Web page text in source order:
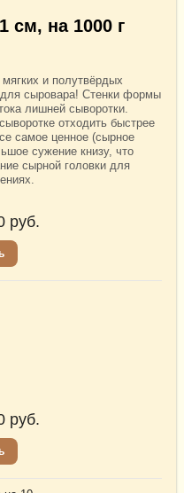
см, на 1000 г
и полутвёрдых
сыровара! Стенки формы
лишней сыворотки.
отходить быстрее
самое ценное (сырное
сужение книзу, что
сырной головки для
руб.
руб.